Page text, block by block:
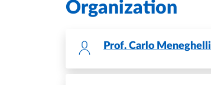
Organization
Prof. Carlo Meneghelli